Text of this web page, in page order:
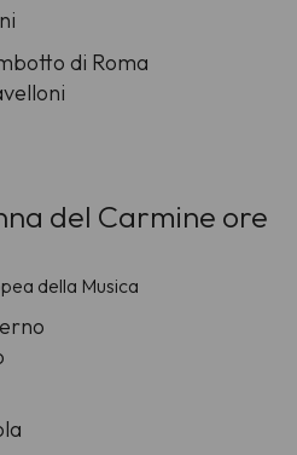
di Roma
del Carmine ore
della Musica